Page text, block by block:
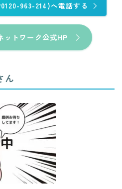
0120-963-214)へ電話する
ットワーク公式HP
ん